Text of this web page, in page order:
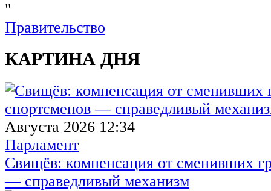
"
Правительство
КАРТИНА ДНЯ
Августа 2026 12:34
Парламент
Свищёв: компенсация от сменивших
— справедливый механизм